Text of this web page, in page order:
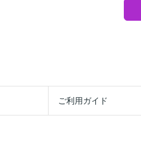
ご利用ガイド